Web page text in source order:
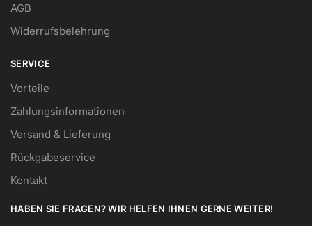
AGB
Widerrufsbelehrung
SERVICE
Vorteile
Zahlungsinformationen
Versand & Lieferung
Rückgabeservice
Kontakt
HABEN SIE FRAGEN? WIR HELFEN IHNEN GERNE WEITER!